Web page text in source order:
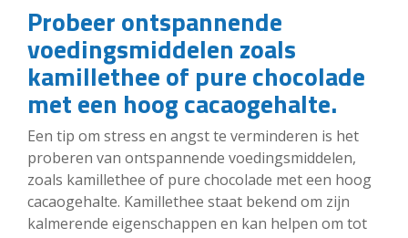
Probeer ontspannende
voedingsmiddelen zoals
kamillethee of pure chocolade
met een hoog cacaogehalte.
Een tip om stress en angst te verminderen is het
proberen van ontspannende voedingsmiddelen,
zoals kamillethee of pure chocolade met een hoog
cacaogehalte. Kamillethee staat bekend om zijn
kalmerende eigenschappen en kan helpen om tot